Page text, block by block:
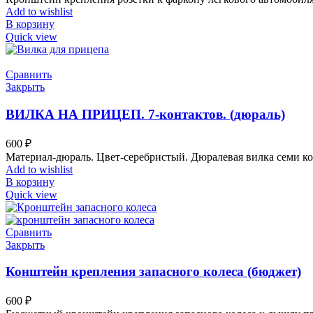
Add to wishlist
В корзину
Quick view
Сравнить
Закрыть
ВИЛКА НА ПРИЦЕП. 7-контактов. (дюраль)
600 ₽
Материал-дюраль. Цвет-серебристый. Дюралевая вилка семи
Add to wishlist
В корзину
Quick view
Сравнить
Закрыть
Конштейн крепления запасного колеса (бюджет)
600 ₽